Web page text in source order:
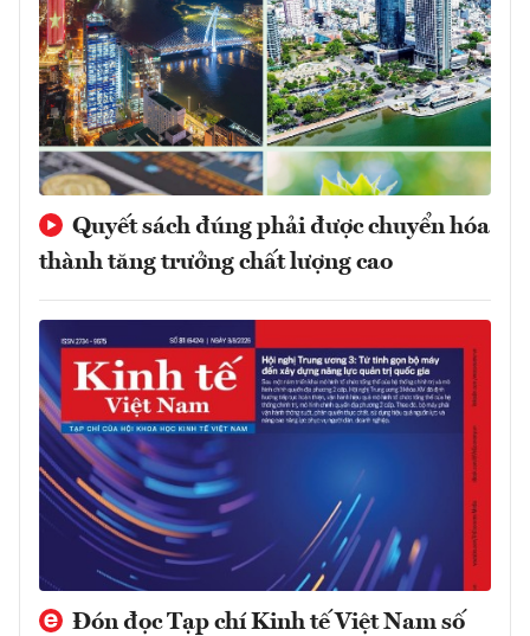
Quyết sách đúng phải được chuyển hóa
thành tăng trưởng chất lượng cao
Đón đọc Tạp chí Kinh tế Việt Nam số